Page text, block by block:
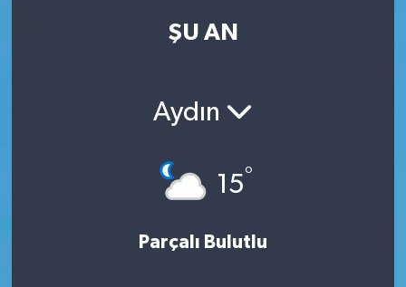
ŞU AN
Aydın
15°
Parçalı Bulutlu
Son Dakika Haberleri